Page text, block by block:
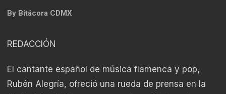
By Bitácora CDMX
REDACCIÓN
El cantante español de música flamenca y pop,
Rubén Alegría, ofreció una rueda de prensa en la